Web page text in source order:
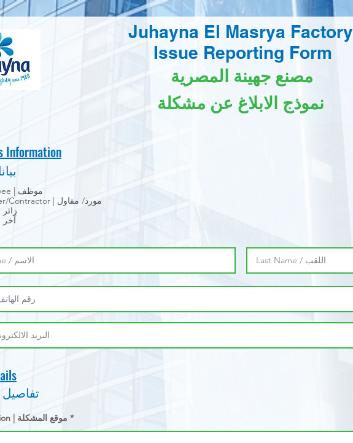
Issue Reporting Form
Juhayna El Masrya Factory
مصنع جهينة المصرية
نموذج الابلاغ عن مشكلة
Information
Employee | موظف
Supplier/Contractor | مورد/ مقاول
Visitor | زائر
Other | آخر
Issue Location | موقع المشكلة